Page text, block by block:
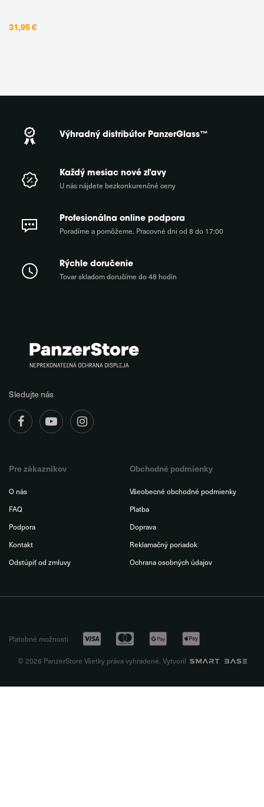
31,95 €
Výhradný distribútor PanzerGlass™
Každý mesiac nové zľavy
U nás nájdete bezkonkurenčné ceny
Profesionálna online podpora
Poradíme a pomôžeme. Pracovné dni od 8 do 17:00
Rýchle doručenie
Tovar skladom doručíme do 48 hodín
Sledujte nás
Pre zákazníkov
O nás
FAQ
Podpora
Kontakt
Odstúpiť od zmluvy
Obchodné podmienky
Všeobecné obchodné podmienky
Platba
Doprava
Reklamačný poriadok
Ochrana osobných údajov
© 2026 PanzerStore Všetky práva vyhradené. Vytvoril
Platobné možnosti